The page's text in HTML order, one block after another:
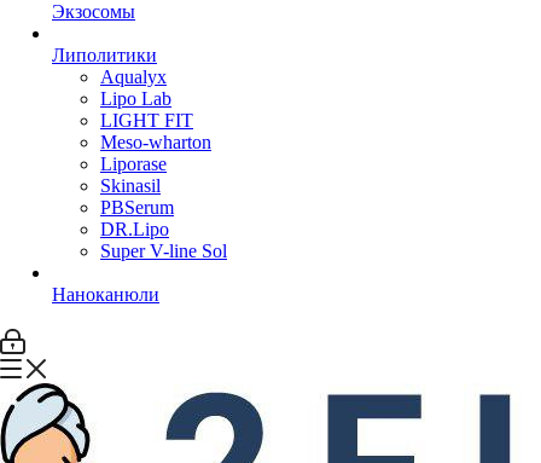
Экзосомы
Липолитики
Aqualyx
Lipo Lab
LIGHT FIT
Meso-wharton
Liporase
Skinasil
PBSerum
DR.Lipo
Super V-line Sol
Наноканюли